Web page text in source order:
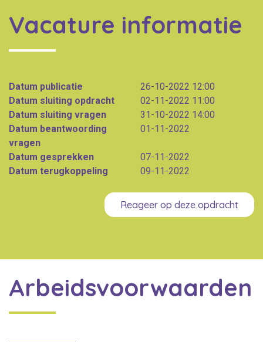
Vacature informatie
Datum publicatie
26-10-2022 12:00
Datum sluiting opdracht
02-11-2022 11:00
Datum sluiting vragen
31-10-2022 14:00
Datum beantwoording
vragen
01-11-2022
Datum gesprekken
07-11-2022
Datum terugkoppeling
09-11-2022
Reageer op deze opdracht
Arbeidsvoorwaarden